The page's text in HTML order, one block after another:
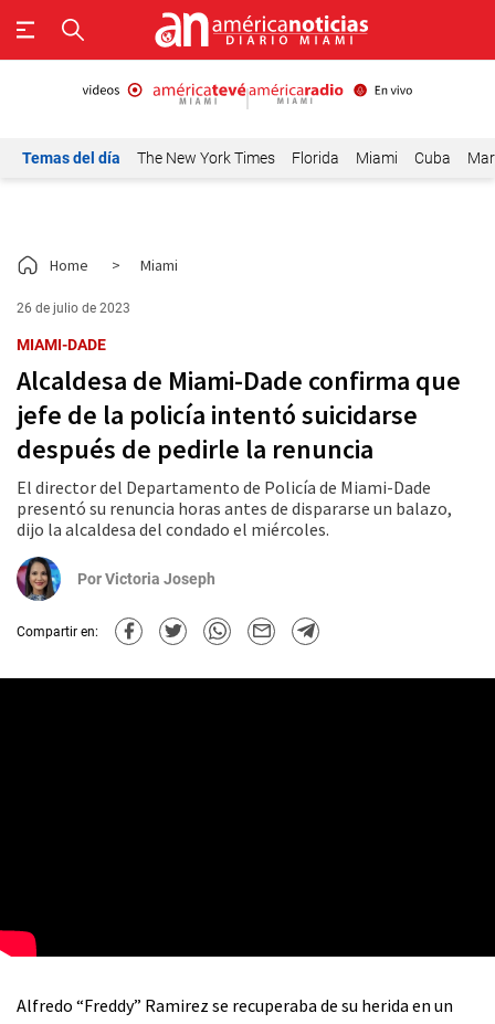
Temas del día The New York Times Florida Miami Cuba
Home > Miami
26 de julio de 2023
MIAMI-DADE
Alcaldesa de Miami-Dade confirma que
jefe de la policía intentó suicidarse
después de pedirle la renuncia
El director del Departamento de Policía de Miami-Dade
presentó su renuncia horas antes de dispararse un balazo,
dijo la alcaldesa del condado el miércoles.
PorVictoria Joseph
Compartir en:
Alfredo “Freddy” Ramirez se recuperaba de su herida en un